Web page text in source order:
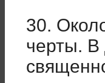
30.
черты. В